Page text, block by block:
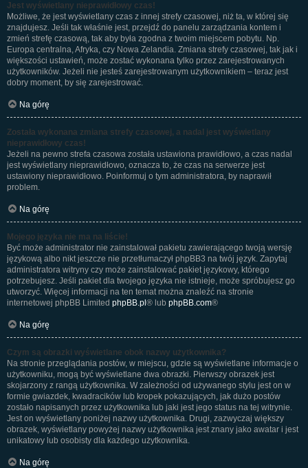
Jest wyświetlany nieprawidłowy czas!
Możliwe, że jest wyświetlany czas z innej strefy czasowej, niż ta, w której się
znajdujesz. Jeśli tak właśnie jest, przejdź do panelu zarządzania kontem i
zmień strefę czasową, tak aby była zgodna z twoim miejscem pobytu. Np.
Europa centralna, Afryka, czy Nowa Zelandia. Zmiana strefy czasowej, tak jak i
większości ustawień, może zostać wykonana tylko przez zarejestrowanych
użytkowników. Jeżeli nie jesteś zarejestrowanym użytkownikiem – teraz jest
dobry moment, by się zarejestrować.
Na górę
Została wykonana zmiana strefy czasowej, a nadal jest wyświetlany
nieprawidłowy czas!
Jeżeli na pewno strefa czasowa została ustawiona prawidłowo, a czas nadal
jest wyświetlany nieprawidłowo, oznacza to, że czas na serwerze jest
ustawiony nieprawidłowo. Poinformuj o tym administratora, by naprawił
problem.
Na górę
Mojego języka nie ma na liście!
Być może administrator nie zainstalował pakietu zawierającego twoją wersję
językową albo nikt jeszcze nie przetłumaczył phpBB3 na twój język. Zapytaj
administratora witryny czy może zainstalować pakiet językowy, którego
potrzebujesz. Jeśli pakiet dla twojego języka nie istnieje, może spróbujesz go
utworzyć. Więcej informacji na ten temat można znaleźć na stronie
internetowej phpBB Limited phpBB.pl ® lub phpBB.com®
Na górę
Czym są obrazki wyświetlane obok nazwy użytkownika?
Na stronie przeglądania postów, w miejscu, gdzie są wyświetlane informacje o
użytkowniku, mogą być wyświetlane dwa obrazki. Pierwszy obrazek jest
skojarzony z rangą użytkownika. W zależności od używanego stylu jest on w
formie gwiazdek, kwadracików lub kropek pokazujących, jak dużo postów
zostało napisanych przez użytkownika lub jaki jest jego status na tej witrynie.
Jest on wyświetlany poniżej nazwy użytkownika. Drugi, zazwyczaj większy
obrazek, wyświetlany powyżej nazwy użytkownika jest znany jako awatar i jest
unikatowy lub osobisty dla każdego użytkownika.
Na górę